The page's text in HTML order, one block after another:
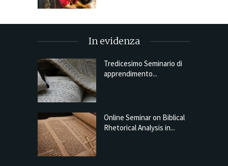
In evidenza
Tredicesimo Seminario di
apprendimento...
Online Seminar on Biblical
Rhetorical Analysis in...